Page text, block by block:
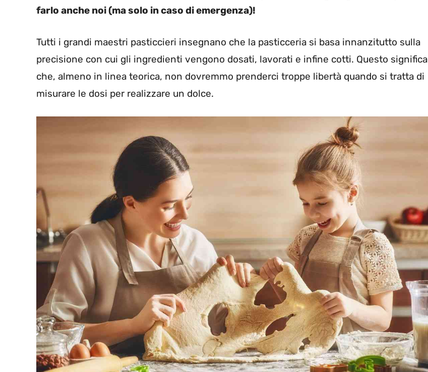
farlo anche noi (ma solo in caso di emergenza)!
Tutti i grandi maestri pasticcieri insegnano che la pasticceria si basa innanzitutto sulla
precisione con cui gli ingredienti vengono dosati, lavorati e infine cotti. Questo significa
che, almeno in linea teorica, non dovremmo prenderci troppe libertà quando si tratta di
misurare le dosi per realizzare un dolce.